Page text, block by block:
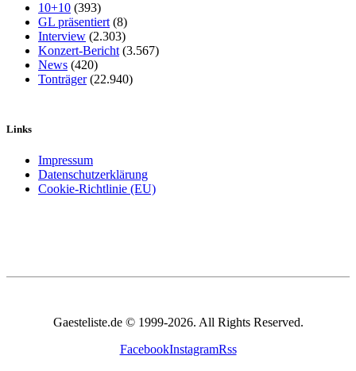
10+10 (393)
GL präsentiert (8)
Interview (2.303)
Konzert-Bericht (3.567)
News (420)
Tonträger(22.940)
Links
Impressum
Datenschutzerklärung
Cookie-Richtlinie (EU)
Gaesteliste.de © 1999-2026. All Rights Reserved.
FacebookInstagramRss